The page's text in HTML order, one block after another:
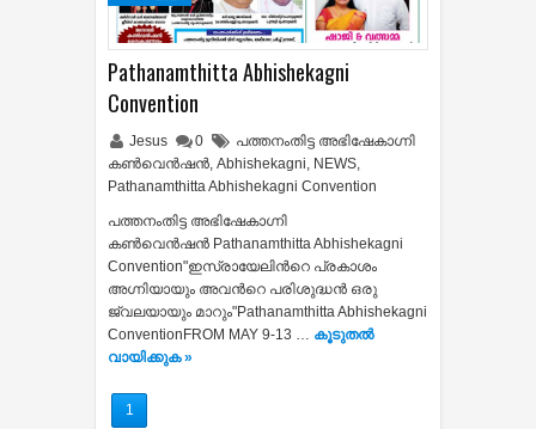
Pathanamthitta Abhishekagni
Convention
Jesus 0
പത്തനംതിട്ട അഭിഷേകാഗ്നി
കണ്‍വെന്‍ഷന്‍, Abhishekagni, NEWS,
Pathanamthitta Abhishekagni Convention
പത്തനംതിട്ട അഭിഷേകാഗ്നി
കണ്‍വെന്‍ഷന്‍ Pathanamthitta Abhishekagni
Convention"ഇസ്രായേലിന്‍റെ പ്രകാശം
അഗ്നിയായും അവന്‍റെ പരിശുദ്ധന്‍ ഒരു
ജ്വലയായും മാറും"Pathanamthitta Abhishekagni
ConventionFROM MAY 9-13 … കൂടുതൽ‍
വായിക്കുക »
1